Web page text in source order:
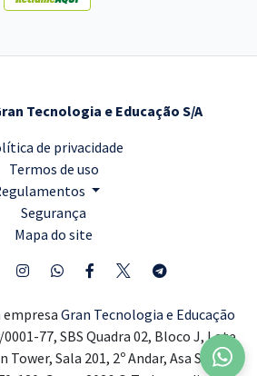
Tecnologia e Educação S/A
de privacidade
Termos de uso
Segurança
Mapa do site
empresa Gran Tecnologia e Educação
0001-77, SBS Quadra 02, Bloco J, Lote
Sala 201, 2º Andar, Asa Sul,